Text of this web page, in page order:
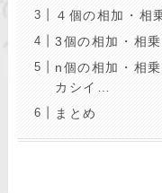
４個の相加・相
3個の相加・相
n個の相加・相
カシイ…
まとめ